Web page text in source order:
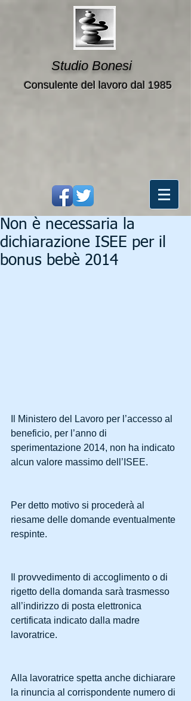
Studio Bonesi
Consulente del lavoro dal 1985
Non è necessaria la
dichiarazione ISEE per il
bonus bebè 2014
Il Ministero del Lavoro per l’accesso al
beneficio, per l’anno di
sperimentazione 2014, non ha indicato
alcun valore massimo dell’ISEE.
Per detto motivo si procederà al
riesame delle domande eventualmente
respinte.
Il provvedimento di accoglimento o di
rigetto della domanda sarà trasmesso
all’indirizzo di posta elettronica
certificata indicato dalla madre
lavoratrice.
Alla lavoratrice spetta anche dichiarare
la rinuncia al corrispondente numero di